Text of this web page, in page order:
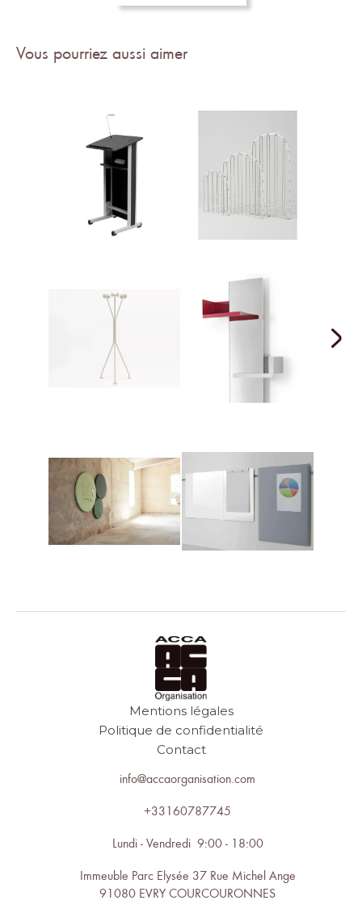
Vous pourriez aussi aimer
Mentions légales
Politique de confidentialité
Contact
info@accaorganisation.com
+33160787745
Lundi - Vendredi 9:00 - 18:00
Immeuble Parc Elysée 37 Rue Michel Ange
91080 EVRY COURCOURONNES